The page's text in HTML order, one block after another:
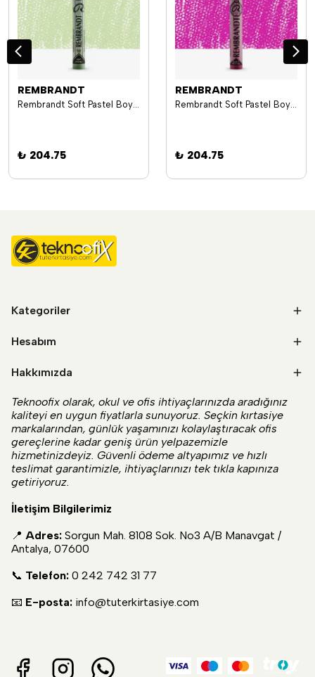
REMBRANDT
Rembrandt Soft Pastel Boya Tekli 618-9 Permanent Green Light
₺ 204.75
REMBRANDT
Rembrandt Soft Pastel Boya Tekli 545-7 Red Violet
₺ 204.75
Kategoriler
Hesabım
Hakkımızda
Teknoofix olarak, okul ve ofis ihtiyaçlarınızda aradığınız
kaliteyi en uygun fiyatlarla sunuyoruz. Seçkin kırtasiye
markalarından, günlük yaşamınızı kolaylaştıracak ofis
gereçlerine kadar geniş ürün yelpazemizle
hizmetinizdeyiz. Güvenli ödeme altyapımız ve hızlı
teslimat garantimizle, ihtiyaçlarınızı tek tıkla kapınıza
getiriyoruz.
İletişim Bilgilerimiz
📍 Adres: Sorgun Mah. 8108 Sok. No3 A/B Manavgat /
Antalya, 07600
📞 Telefon: 0 242 742 31 77
📧 E-posta: info@tuterkirtasiye.com